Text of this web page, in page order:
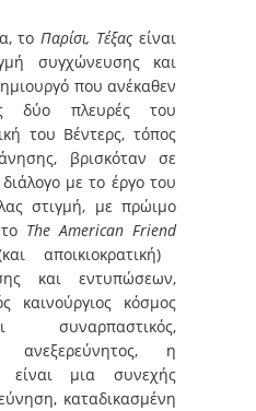
τοΠαρίσι, Τέξαςείναι
συγχώνευσης και
που ανέκαθεν
δύο πλευρές του
του Βέντερς, τόπος
βρισκόταν σε
με το έργο του
στιγμή, με πρώιμο
The American Friend
αποικιοκρατική)
και εντυπώσεων,
καινούργιος κόσμος
συναρπαστικός,
ανεξερεύνητος, η
είναι μια συνεχής
καταδικασμένη